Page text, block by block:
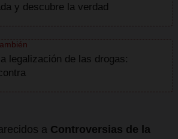
y descubre la verdad
legalización de las drogas:
a Controversias de la